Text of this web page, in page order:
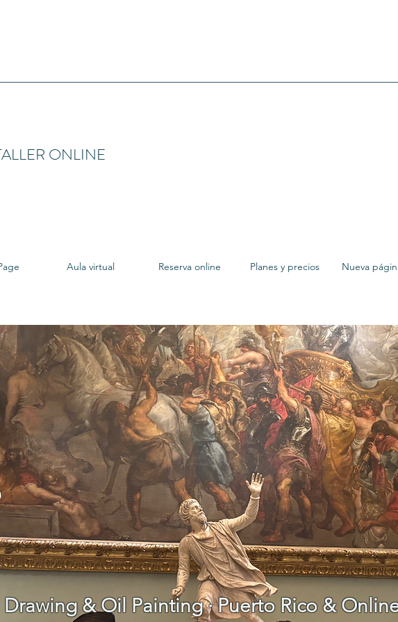
ONLINE
Aula virtual Reserva online Planes y precios Nueva
Drawing & Oil Painting · Puerto Rico &